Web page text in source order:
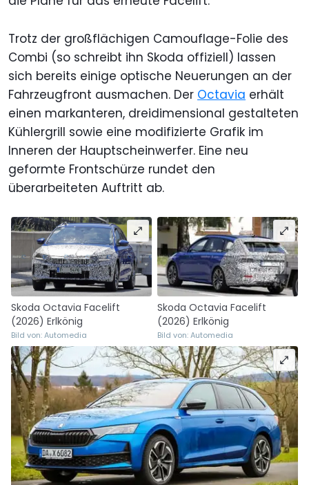
Trotz der großflächigen Camouflage-Folie des
Combi (so schreibt ihn Skoda offiziell) lassen
sich bereits einige optische Neuerungen an der
Fahrzeugfront ausmachen. Der Octavia erhält
einen markanteren, dreidimensional gestalteten
Kühlergrill sowie eine modifizierte Grafik im
Inneren der Hauptscheinwerfer. Eine neu
geformte Frontschürze rundet den
überarbeiteten Auftritt ab.
Skoda Octavia Facelift
(2026) Erlkönig
Bild von: Automedia
Skoda Octavia Facelift
(2026) Erlkönig
Bild von: Automedia